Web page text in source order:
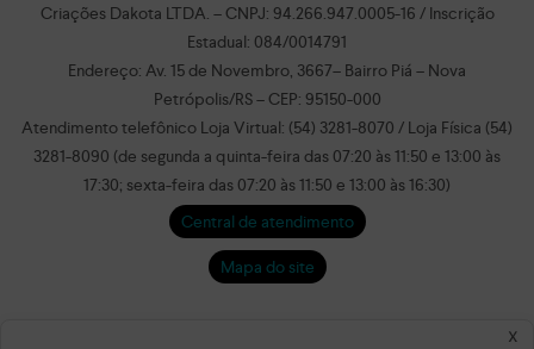
x
Criações Dakota LTDA. – CNPJ: 94.266.947.0005-16 / Inscrição
Estadual: 084/0014791
Endereço: Av. 15 de Novembro, 3667– Bairro Piá – Nova
Petrópolis/RS – CEP: 95150-000
Atendimento telefônico Loja Virtual: (54) 3281-8070 / Loja Física (54)
3281-8090 (de segunda a quinta-feira das 07:20 às 11:50 e 13:00 às
17:30; sexta-feira das 07:20 às 11:50 e 13:00 às 16:30)
Central de atendimento
Mapa do site